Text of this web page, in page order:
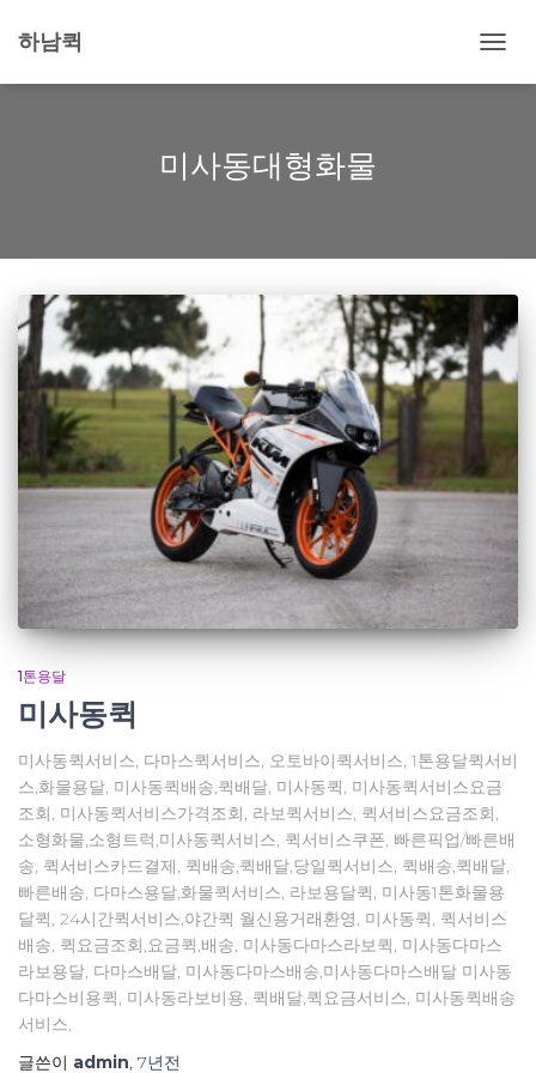
하남퀵
비
미사동대형화물
1톤용달
미사동퀵
미사동퀵서비스, 다마스퀵서비스, 오토바이퀵서비스, 1톤용달퀵서비
스,화물용달, 미사동퀵배송,퀵배달, 미사동퀵, 미사동퀵서비스요금
조회, 미사동퀵서비스가격조회, 라보퀵서비스, 퀵서비스요금조회,
소형화물,소형트럭,미사동퀵서비스, 퀵서비스쿠폰, 빠른픽업/빠른배
송, 퀵서비스카드결제, 퀵배송,퀵배달,당일퀵서비스, 퀵배송,퀵배달,
빠른배송, 다마스용달,화물퀵서비스, 라보용달퀵, 미사동1톤화물용
달퀵, 24시간퀵서비스,야간퀵 월신용거래환영, 미사동퀵, 퀵서비스
배송, 퀵요금조회,요금퀵,배송, 미사동다마스라보퀵, 미사동다마스
라보용달, 다마스배달, 미사동다마스배송,미사동다마스배달 미사동
다마스비용퀵, 미사동라보비용, 퀵배달,퀵요금서비스, 미사동퀵배송
서비스,
글쓴이 admin, 7년전